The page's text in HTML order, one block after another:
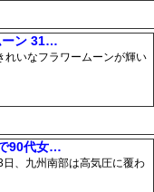
ーン 31…
いなフラワームーンが輝い
90代女…
、九州南部は高気圧に覆わ